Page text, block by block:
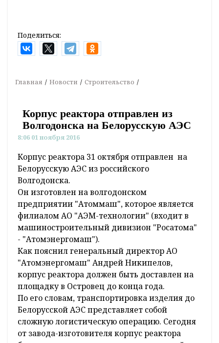
Поделиться:
Главная Новости Строительство
Корпус реактора отправлен из
Волгодонска на Белорусскую АЭС
8:06 01 ноября 2016
Корпус реактора 31 октября отправлен на
Белорусскую АЭС из российского
Волгодонска.
Он изготовлен на волгодонском
предприятии "Атоммаш", которое является
филиалом АО "АЭМ-технологии" (входит в
машиностроительный дивизион "Росатома"
- "Атомэнергомаш").
Как пояснил генеральный директор АО
"Атомэнергомаш" Андрей Никипелов,
корпус реактора должен быть доставлен на
площадку в Островец до конца года.
По его словам, транспортировка изделия до
Белорусской АЭС представляет собой
сложную логистическую операцию. Сегодня
от завода-изготовителя корпус реактора